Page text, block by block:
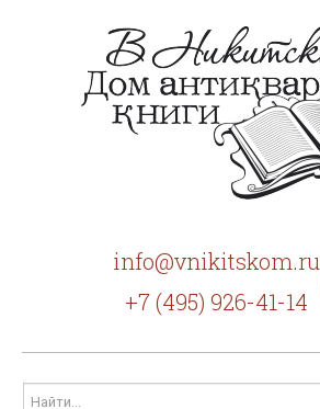
info@vnikitskom.ru
+7 (495) 926-41-14